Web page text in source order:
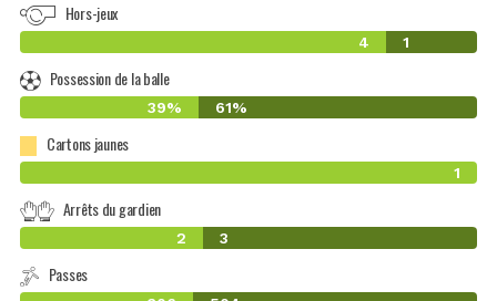
Hors-jeux
4 1
Possession de la balle
39% 61%
Cartons jaunes
1
Arrêts du gardien
2 3
Passes